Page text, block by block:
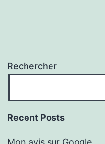
Rechercher
Recent Posts